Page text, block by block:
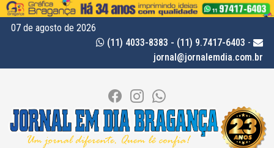
07 de agosto de 2026
(11) 4033-8383 - (11) 9.7417-6403 -
jornal@jornalemdia.com.br